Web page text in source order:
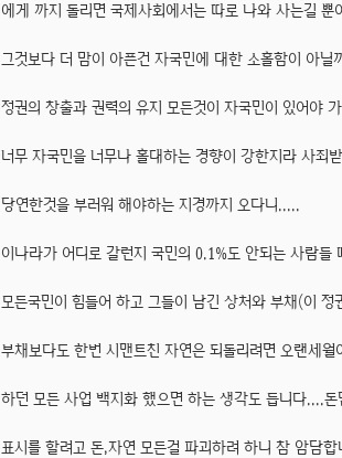
에게 까지 돌리면 국제사회에서는 따로 나와 사는길
그것보다 더 맘이 아픈건 자국민에 대한 소홀함이 아닐
정권의 창출과 권력의 유지 모든것이 자국민이 있어야
너무 자국민을 너무나 홀대하는 경향이 강한지라 사죄
당연한것을 부러워 해야하는 지경까지 오다니.....
이나라가 어디로 갈런지 국민의 0.1%도 안되는 사람들
모든국민이 힘들어 하고 그들이 남긴 상처와 부채(이
부채보다도 한번 시맨트친 자연은 되돌리려면 오랜세
하던 모든 사업 백지화 했으면 하는 생각도 듭니다....
표시를 할려고 돈,자연 모든걸 파괴하려 하니 참 암담